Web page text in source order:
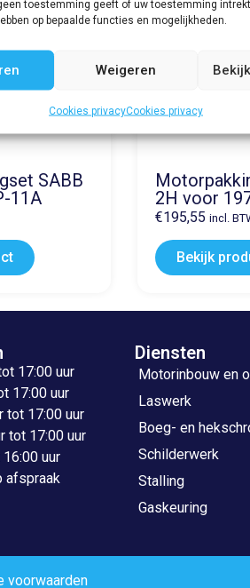
toestemming geeft of uw toestemming
op bepaalde functies en mogelijkheden.
Weigeren
Cookies privacyCookies privacy
SABB
11A
2H voor
€195,55 incl.
Bekijk
17:00 uur
17:00 uur
tot 17:00 uur
tot 17:00 uur
uur
afspraak
Diensten
Motorinbouw en
Laswerk
Boeg- en
Schilderwerk
Stalling
Gaskeuring
voorwaarden